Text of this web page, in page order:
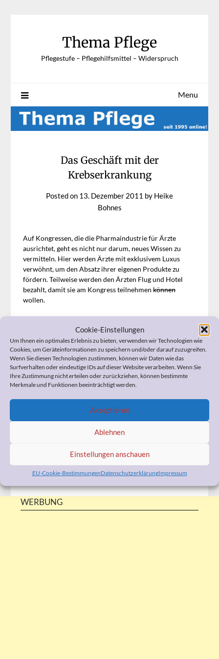
Cookie-Einstellungen
Um Ihnen ein optimales Erlebnis zu bieten, verwenden wir Technologien wie
Cookies, um Geräteinformationen zu speichern und/oder darauf zuzugreifen.
Wenn Sie diesen Technologien zustimmen, können wir Daten wie das
Surfverhalten oder eindeutige IDs auf dieser Website verarbeiten. Wenn Sie
Ihre Zustimmung nicht erteilen oder zurückziehen, können bestimmte
Merkmale und Funktionen beeinträchtigt werden.
Akzeptieren
Ablehnen
Einstellungen anschauen
EU-Cookie-BestimmungenDatenschutzerklärungImpressum
Thema Pflege
Pflegestufe – Pflegehilfsmittel – Widerspruch
Menu
Das Geschäft mit der
Krebserkrankung
Posted on 13. Dezember 2011 by Heike
Bohnes
Auf Kongressen, die die Pharmaindustrie für Ärzte
ausrichtet, geht es nicht nur darum, neues Wissen zu
vermitteln. Hier werden Ärzte mit exklusivem Luxus
verwöhnt, um den Absatz ihrer eigenen Produkte zu
fördern. Teilweise werden den Ärzten Flug und Hotel
bezahlt, damit sie am Kongress teilnehmenkönnen
wollen.
Krebserkrankungen zu bekämpfen. Es geht darum, Gekd
an oder mit der Erkrankung zu verdienen. So kostet etwa
1 Kapsel eines aus England importierten Wirkstoffs nur
ein Hundertstel von dem, in Deutschland vertriebenen
beinahe identischen Wirkstoff.
nicht weniger aktuell als damals. Denn heute finden Sie
im Preisverzeichnis von Krebsmedikamenten
überwiegend das (ungefähr 100fach) teurere
WERBUNG